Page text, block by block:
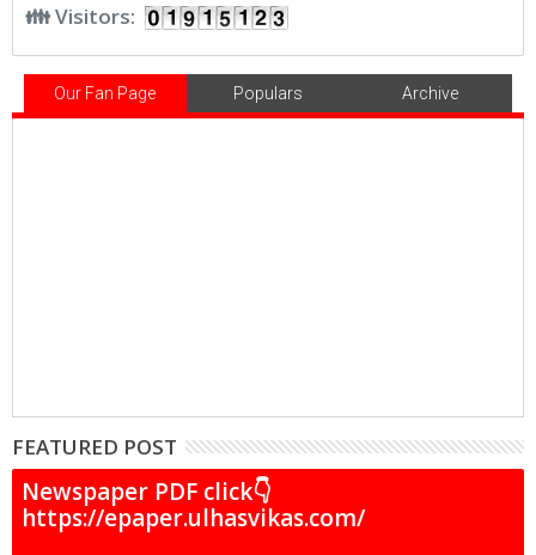
👪 Visitors:
Our Fan Page Populars Archive
FEATURED POST
Newspaper PDF click👇
https://epaper.ulhasvikas.com/